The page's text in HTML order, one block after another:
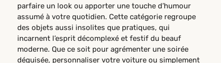
parfaire un look ou apporter une touche d’humour
assumé à votre quotidien. Cette catégorie regroupe
des objets aussi insolites que pratiques, qui
incarnent l’esprit décomplexé et festif du beauf
moderne. Que ce soit pour agrémenter une soirée
déguisée, personnaliser votre voiture ou simplement